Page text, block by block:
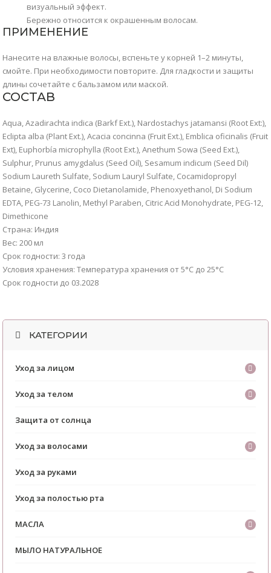
визуальный эффект.
Бережно относится к окрашенным волосам.
ПРИМЕНЕНИЕ
Нанесите на влажные волосы, вспеньте у корней 1–2 минуты,
смойте. При необходимости повторите. Для гладкости и защиты
длины сочетайте с бальзамом или маской.
СОСТАВ
Aqua, Azadirachta indica (Barkf Ext.), Nardostachys jatamansi (Root Ext:),
Eclipta alba (Plant Ext.), Acacia concinna (Fruit Ext.), Emblica oficinalis (Fruit
Ext), Euphorbía microphylla (Root Ext.), Anethum Sowa (Seed Ext.),
Sulphur, Prunus amygdalus (Seed Oil), Sesamum indicum (Seed Dil)
Sodium Laureth Sulfate, Sodium Lauryl Sulfate, Cocamidopropyl
Betaine, Glycerine, Coco Dietanolamide, Phenoxyethanol, Di Sodium
EDTA, PEG-73 Lanolin, Methyl Paraben, Citric Acid Monohydrate, PEG-12,
Dimethicone
Страна: Индия
Вес: 200 мл
Срок годности: 3 года
Условия хранения: Температура хранения от 5°C до 25°C
Срок годности до 03.2028
КАТЕГОРИИ
Уход за лицом
Уход за телом
Защита от солнца
Уход за волосами
Уход за руками
Уход за полостью рта
МАСЛА
МЫЛО НАТУРАЛЬНОЕ